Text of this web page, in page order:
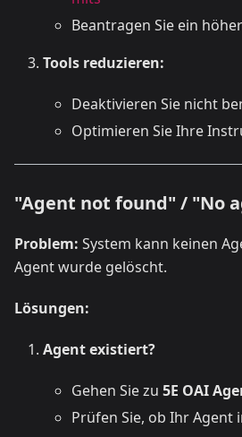
Beantragen Sie ein
Tools reduzieren:
Deaktivieren Sie nicht
Optimieren Sie Ihre
"Agent not found" / "No
Problem: System kann keinen
Agent wurde gelöscht.
Lösungen:
Agent existiert?
Gehen Sie zu 5E OAI
Prüfen Sie, ob Ihr Agent